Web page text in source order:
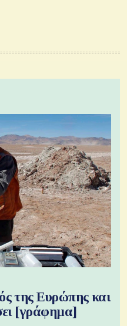
της Ευρώπης και
[γράφημα]